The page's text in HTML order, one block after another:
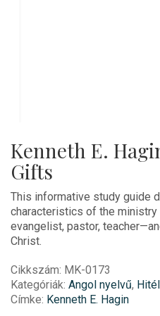
Kenneth E.
Gifts
This informative study guide
characteristics of the
evangelist, pastor,
Christ.
Cikkszám: MK-0173
Kategóriák: Angol nyelvű,
Címke: Kenneth E. Hagin